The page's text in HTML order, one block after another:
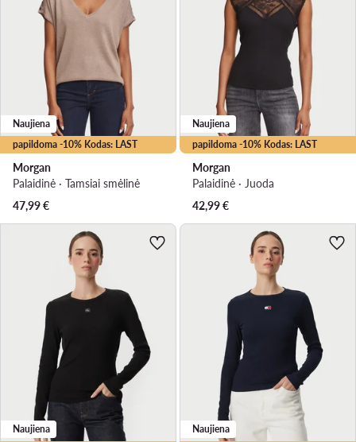
papildoma -10% Kodas: LAST
Naujiena
Morgan
Palaidinė · Tamsiai smėlinė
47,99€
papildoma -10% Kodas: LAST
Naujiena
Morgan
Palaidinė · Juoda
42,99€
Naujiena Naujiena